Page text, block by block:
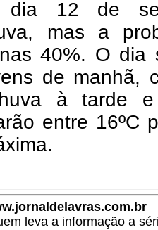
dia 12 de
mas a
40%. O dia
de manhã,
à tarde
entre 16ºC
leva a informação a